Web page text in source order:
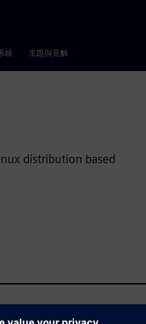
統 主題與見解
distribution based